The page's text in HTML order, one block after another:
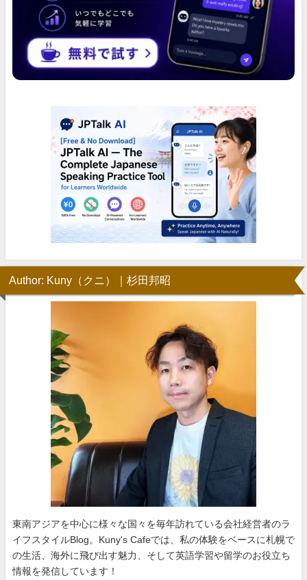
Author: Kuny（クニ）｜杉田邦昭
東南アジアを中心に様々な国々を毎年訪れている会社経営者のラ
イフスタイルBlog。Kuny's Cafeでは、私の体験をベースに札幌で
の生活、海外に飛び出す魅力、そして英語学習や留学のお役立ち
情報を発信しています！